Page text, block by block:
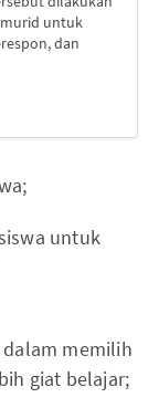
untuk
dan
untuk
dalam memilih
giat belajar;